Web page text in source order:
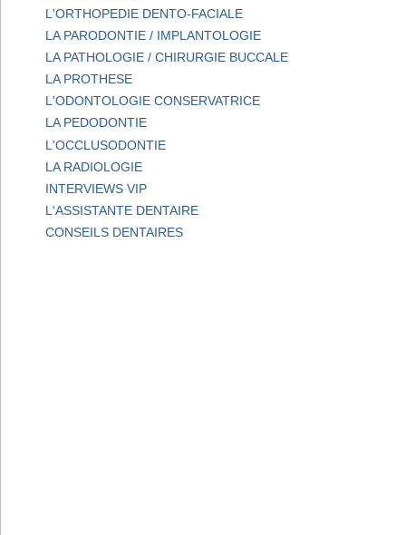
L'ORTHOPEDIE DENTO-FACIALE
LA PARODONTIE / IMPLANTOLOGIE
LA PATHOLOGIE / CHIRURGIE BUCCALE
LA PROTHESE
L'ODONTOLOGIE CONSERVATRICE
LA PEDODONTIE
L'OCCLUSODONTIE
LA RADIOLOGIE
INTERVIEWS VIP
L'ASSISTANTE DENTAIRE
CONSEILS DENTAIRES